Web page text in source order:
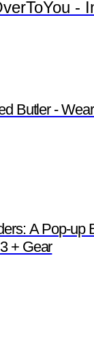
-
Butler -
A Pop-up
+ Gear